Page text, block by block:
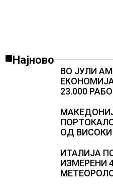
Најново
ВО ЈУЛИ
23.000
ОД ВИСОКИ
ИТАЛИЈА
ИЗМЕРЕНИ